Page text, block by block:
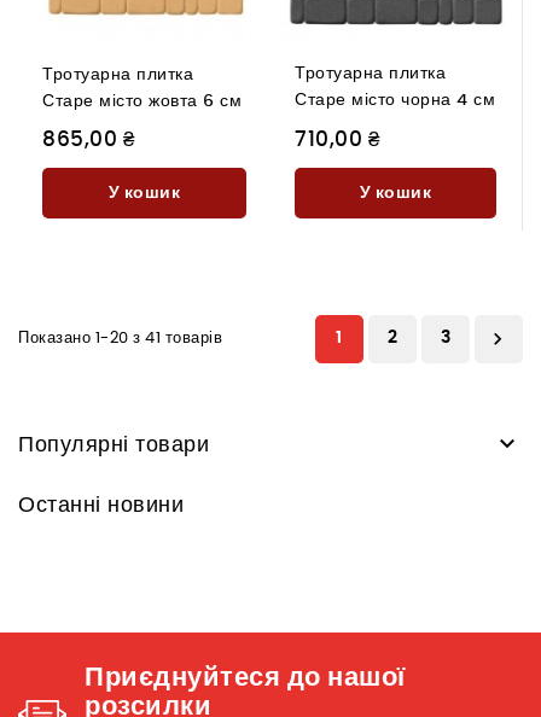
Тротуарна плитка
Старе місто жовта 6 см
865,00 ₴
У кошик
Тротуарна плитка
Старе місто чорна 4 см
710,00 ₴
У кошик
Показано 1-20 з 41 товарів 1 2 3 
Популярні товари 
Останні новини
Приєднуйтеся до нашої
розсилки